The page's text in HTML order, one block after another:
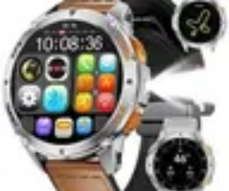
Connectivité Pro
Pratiques et conseilsStratégies de ConnectivitéTechnologies de
ConnectivitéOptimisation de la Connectivité
Optimisation de la
connectivité
Connectivité Pro